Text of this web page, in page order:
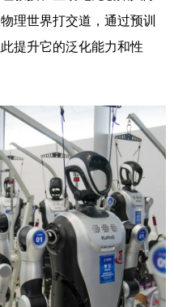
理世界打交道，通过预训
提升它的泛化能力和性